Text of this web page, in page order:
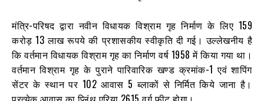
मंत्रि-परिषद द्वारा नवीन विधायक विश्राम गृह निर्माण के लिए 159
करोड़ 13 लाख रूपये की प्रशासकीय स्वीकृति दी गई। उल्लेखनीय है
कि वर्तमान विधायक विश्राम गृह का निर्माण वर्ष 1958 में किया गया था।
वर्तमान विश्राम गृह के पुराने पारिवारिक खण्ड क्रमांक-1 एवं शापिंग
सेंटर के स्थान पर 102 आवास 5 ब्लाकों से निर्मित किये जाना है।